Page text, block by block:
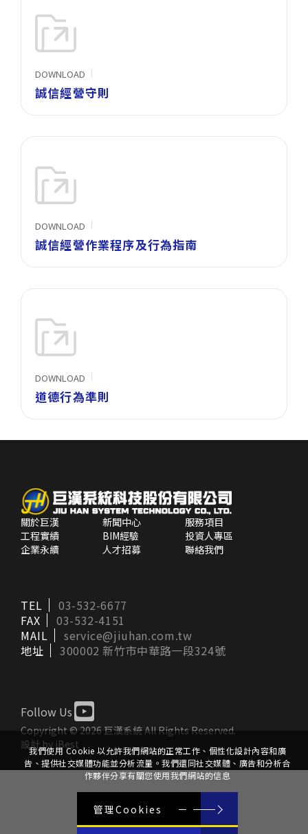
DOWNLOAD
誠信經營守則
DOWNLOAD
誠信經營作業程序及行為指南
DOWNLOAD
道德行為準則
關於巨漢 新聞中心
服務項目
工程實績
BIM經驗
投資人專區
企業永續
人才招募 聯絡我們
TEL
03-532-6677
FAX
03-532-4151
MAIL
service@jiuhan.com.tw
地址
300002 新竹市中華路一段324號
Copyright © 2026 巨漢系統All Rights Reserved.
設計by iBest
我們使用 Cookie 以允許我們網站的正常工作、個性化設計內容和廣
告、提供社交媒體功能並分析流量。我們還同社交媒體、廣告和分析合
作夥伴分享有關您使用我們網站的信息
管理Cookies